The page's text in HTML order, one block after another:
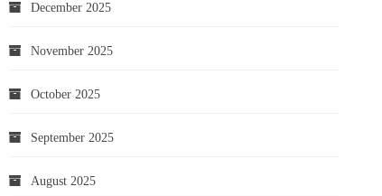
December 2025
November 2025
October 2025
September 2025
August 2025